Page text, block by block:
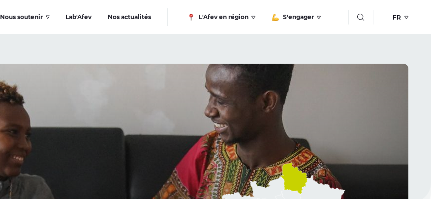
Nous soutenir Lab'Afev Nos actualités L'Afev en région S'engager Bouton recherche